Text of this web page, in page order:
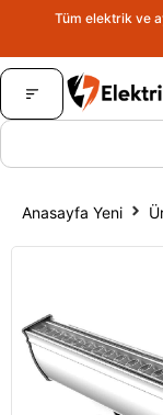
Tüm elektrik ve
Anasayfa Yeni